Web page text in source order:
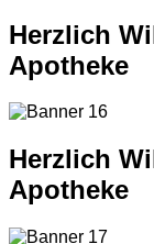
Herzlich
Apotheke
Herzlich
Apotheke